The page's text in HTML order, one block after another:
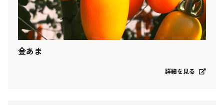
金あま
詳細を見る